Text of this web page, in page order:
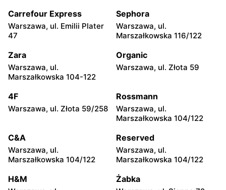
Kazimierza Wielka, ul.
Kolejowa 15
Kamień, ul. Błonie 23
Górki, ul. Górki 71
Gumniska, ul. Gumniska
157C
Iwierzyce, ul. Iwierzyce
152A
Tczew, ul. Franciszka Żwirki
61
Hyżne, ul. Hyżne 100 Jarosław, ul. Pełkińska 147
moje sklepy moje sklepy
Carrefour Express
Warszawa, ul. Emilii Plater
47
Sephora
Warszawa, ul.
Marszałkowska 116/122
Zara
Warszawa, ul.
Marszałkowska 104-122
Organic
Warszawa, ul. Złota 59
4F
Warszawa, ul. Złota 59/258
Rossmann
Warszawa, ul.
Marszałkowska 104/122
C&A
Warszawa, ul.
Marszałkowska 104/122
Reserved
Warszawa, ul.
Marszałkowska 104/122
H&M Żabka